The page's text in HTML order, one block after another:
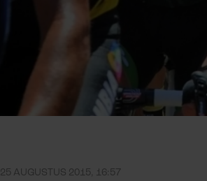
25 AUGUSTUS 2015, 16:57